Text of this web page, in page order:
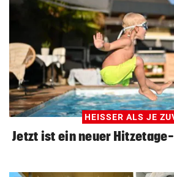
HEISSER ALS JE
Jetzt ist ein neuer